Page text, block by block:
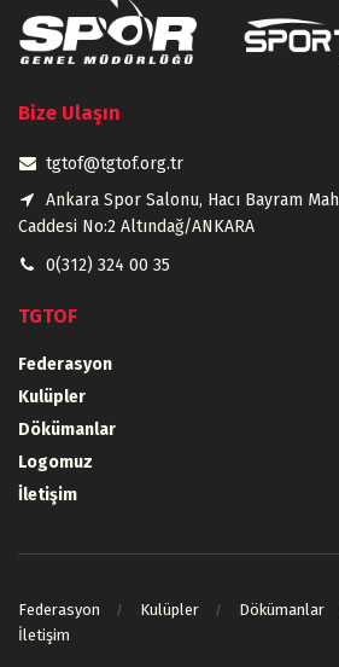
Bize Ulaşın
tgtof@tgtof.org.tr
Ankara Spor Salonu, Hacı Bayram
Caddesi No:2 Altındağ/ANKARA
0(312) 324 00 35
TGTOF
Federasyon
Kulüpler
Dökümanlar
Logomuz
İletişim
Federasyon Kulüpler Dökümanlar
İletişim